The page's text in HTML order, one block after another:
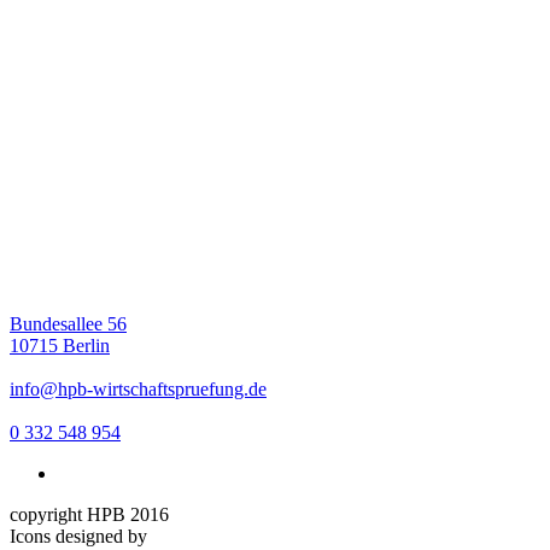
Bundesallee 56
10715 Berlin
info@hpb-wirtschaftspruefung.de
0 332 548 954
copyright HPB 2016
Icons designed by